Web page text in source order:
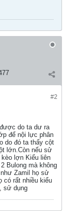
#2
do ta dư ra
để nội lực phân
do đó ta thấy cột
lớn.Còn nếu sử
lợn Kiểu liên
Bulong mà không
Zamil họ sử
có rất nhiều kiểu
sử dụng